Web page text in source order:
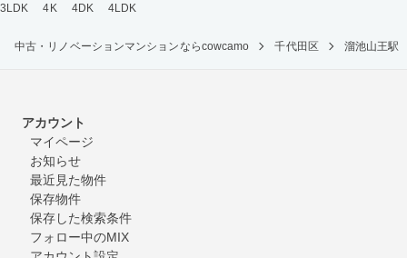
3LDK
4K 4DK 4LDK
中古・リノベーションマンションならcowcamo 千代田区 溜池山王駅
アカウント
マイページ
お知らせ
最近見た物件
保存物件
保存した検索条件
フォロー中のMIX